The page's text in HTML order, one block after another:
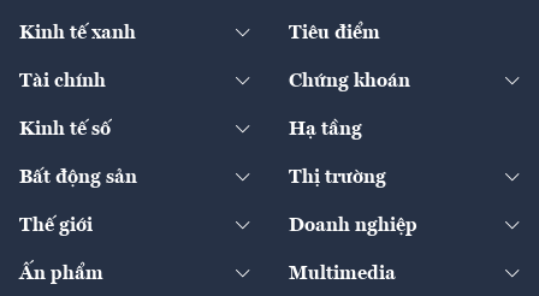
Kinh tế xanh
Diễn đàn
Tiêu điểm
Tài chính
Ngân hàng
Bảo hiểm
Chứng khoán
Doanh nghiệp niêm yết
Khung pháp lý
Kinh tế số
Sản phẩm - Thị trường
Start-up
Hạ tầng
Bất động sản
Chính sách
Thị trường
Thế giới
Kinh tế
Doanh nghiệp
Ấn phẩm Multimedia